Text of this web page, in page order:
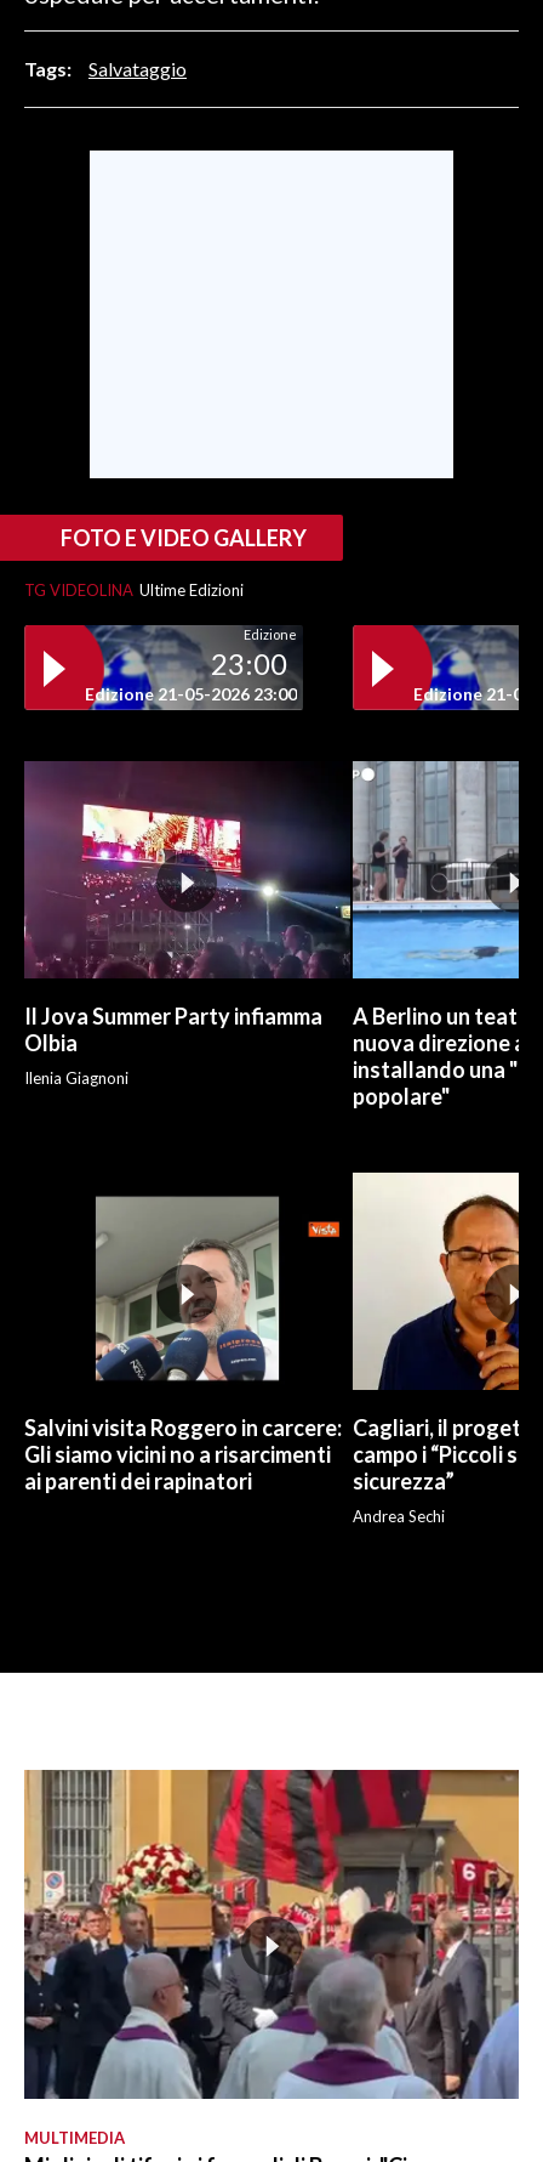
INFO AZIENDE
ABBONATI
ANNUNCI
NECROLOGI
Tags: Salvataggio
FOTO E VIDEO GALLERY
TG VIDEOLINA Ultime Edizioni
Edizione
23:00
Edizione 21-05-2026 23:00 Edizione 21-05-
Il Jova Summer Party infiamma
Olbia
Ilenia Giagnoni
A Berlino un
nuova direzione
installando una
popolare"
Salvini visita Roggero in carcere:
Gli siamo vicini no a risarcimenti
ai parenti dei rapinatori
Cagliari, il
campo i “Piccoli
sicurezza”
Andrea Sechi
MULTIMEDIA